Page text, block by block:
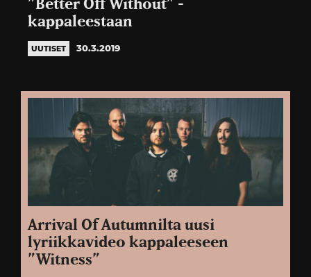
”Better Off Without” -
kappaleestaan
UUTISET 30.3.2019
Arrival Of Autumnilta uusi
lyriikkavideo kappaleeseen
”Witness”